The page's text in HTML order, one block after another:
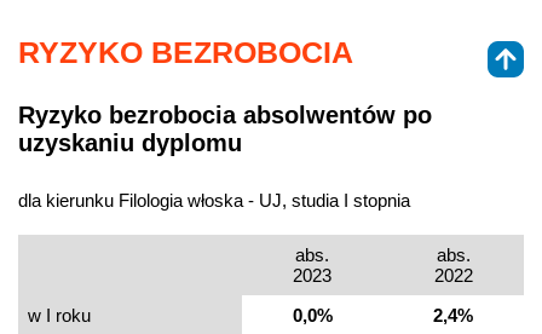
RYZYKO BEZROBOCIA
Ryzyko bezrobocia absolwentów po
uzyskaniu dyplomu
dla kierunku Filologia włoska - UJ, studia I stopnia
abs.
2023
abs.
2022
w I roku
0,0%
2,4%